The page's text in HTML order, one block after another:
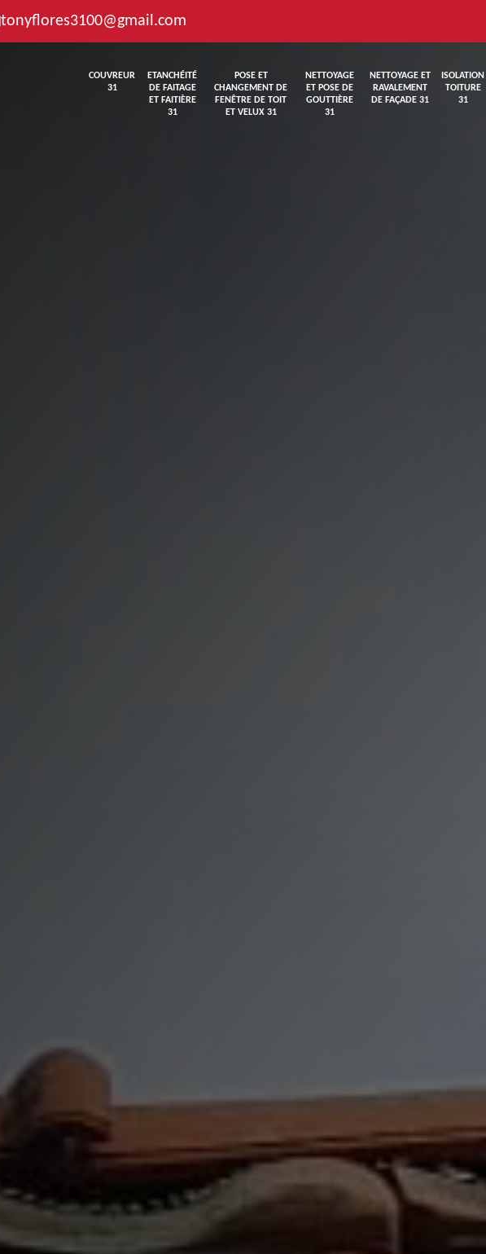
tonyflores3100@gmail.com
COUVREUR
31
ETANCHÉITÉ
DE FAITAGE
ET FAITIÈRE
31
POSE ET
CHANGEMENT DE
FENÊTRE DE TOIT
ET VELUX 31
NETTOYAGE
ET POSE DE
GOUTTIÈRE
31
NETTOYAGE ET
RAVALEMENT
DE FAÇADE 31
ISOLATION
TOITURE
31